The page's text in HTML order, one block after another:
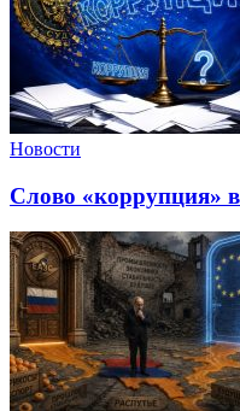
Новости
Слово «коррупция»